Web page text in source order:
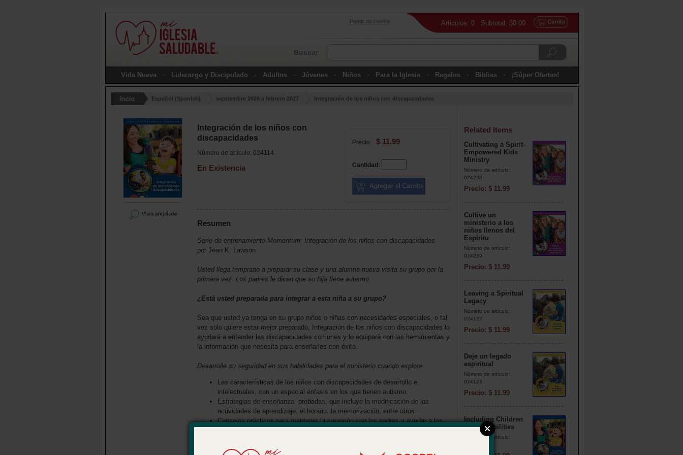
Articulos: 0 Subtotal: $0.00
Pagar mi cuenta
Buscar
Vida Nueva Liderazgo y Discipulado Adultos Jóvenes Niños Para la Iglesia Regalos Biblias ¡Súper Ofertas!
Español (Spanish) septiembre 2026 a febrero 2027 Integración de los niños con discapacidades
Integración de los niños con
discapacidades
Número de artículo: 024114
En Existencia
Precio: $ 11.99
Cantidad:
Resumen
Serie de entrenamiento Momentum: Integración de los niños con discapacidades
por Jean K. Lawson
Usted llega temprano a preparar su clase y una alumna nueva visita su grupo por la
primera vez. Los padres le dicen que su hija tiene autismo.
¿Está usted preparada para integrar a esta niña a su grupo?
Sea que usted ya tenga en su grupo niños o niñas con necesidades especiales, o tal
vez solo quiere estar mejor preparado, Integración de los niños con discapacidades lo
ayudará a entender las discapacidades comunes y lo equipará con las herramientas y
la información que necesita para enseñarles con éxito.
Desarrolle su seguridad en sus habilidades para el ministerio cuando explore:
Las características de los niños con discapacidades de desarrollo e
intelectuales, con un especial énfasis en los que tienen autismo.
Estrategias de enseñanza probadas, que incluye la modificación de las
actividades de aprendizaje, el horario, la memorización, entre otros.
Consejos prácticos para mantener la conexión con los padres y ayudar a los
Related Items
Cultivating a Spirit-
Empowered Kids
Ministry
Número de artículo:
024238
Precio: $ 11.99
Cultive un
ministerio a los
niños llenos del
Espíritu
Número de artículo:
024239
Precio: $ 11.99
Leaving a Spiritual
Legacy
Número de artículo:
024122
Precio: $ 11.99
Deje un legado
espiritual
Número de artículo:
024123
Precio: $ 11.99
Including Children
with Disabilities
Número de artículo: